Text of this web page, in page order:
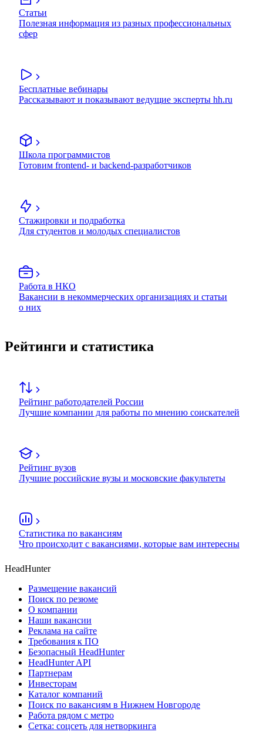
Статьи
Полезная информация из разных профессиональных
сфер
Бесплатные вебинары
Рассказывают и показывают ведущие эксперты hh.ru
Школа программистов
Готовим frontend- и backend-разработчиков
Стажировки и подработка
Для студентов и молодых специалистов
Работа в НКО
Вакансии в некоммерческих организациях и статьи
о них
Рейтинги и статистика
Рейтинг работодателей России
Лучшие компании для работы по мнению соискателей
Рейтинг вузов
Лучшие российские вузы и московские факультеты
Статистика по вакансиям
Что происходит с вакансиями, которые вам интересны
HeadHunter
Размещение вакансий
Поиск по резюме
О компании
Наши вакансии
Реклама на сайте
Требования к ПО
Безопасный HeadHunter
HeadHunter API
Партнерам
Инвесторам
Каталог компаний
Поиск по вакансиям в Нижнем Новгороде
Работа рядом с метро
Сетка: соцсеть для нетворкинга